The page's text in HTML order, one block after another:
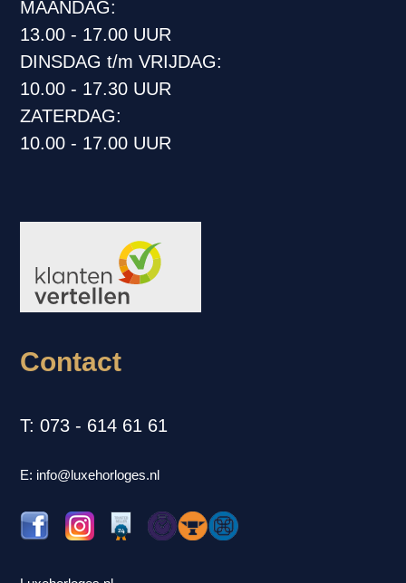
MAANDAG:
13.00 - 17.00 UUR
DINSDAG t/m VRIJDAG:
10.00 - 17.30 UUR
ZATERDAG:
10.00 - 17.00 UUR
Contact
T: 073 - 614 61 61
E: info@luxehorloges.nl